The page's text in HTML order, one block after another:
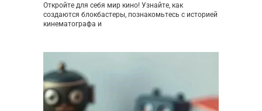
Откройте для себя мир кино! Узнайте, как
создаются блокбастеры, познакомьтесь с историей
кинематографа и